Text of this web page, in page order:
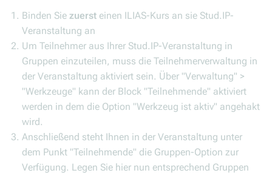
Binden Sie zuerst einen ILIAS-Kurs an sie Stud.IP-
Veranstaltung an
Um Teilnehmer aus Ihrer Stud.IP-Veranstaltung in
Gruppen einzuteilen, muss die Teilnehmerverwaltung in
der Veranstaltung aktiviert sein. Über "Verwaltung" >
"Werkzeuge" kann der Block "Teilnehmende" aktiviert
werden in dem die Option "Werkzeug ist aktiv" angehakt
wird.
Anschließend steht Ihnen in der Veranstaltung unter
dem Punkt "Teilnehmende" die Gruppen-Option zur
Verfügung. Legen Sie hier nun entsprechend Gruppen